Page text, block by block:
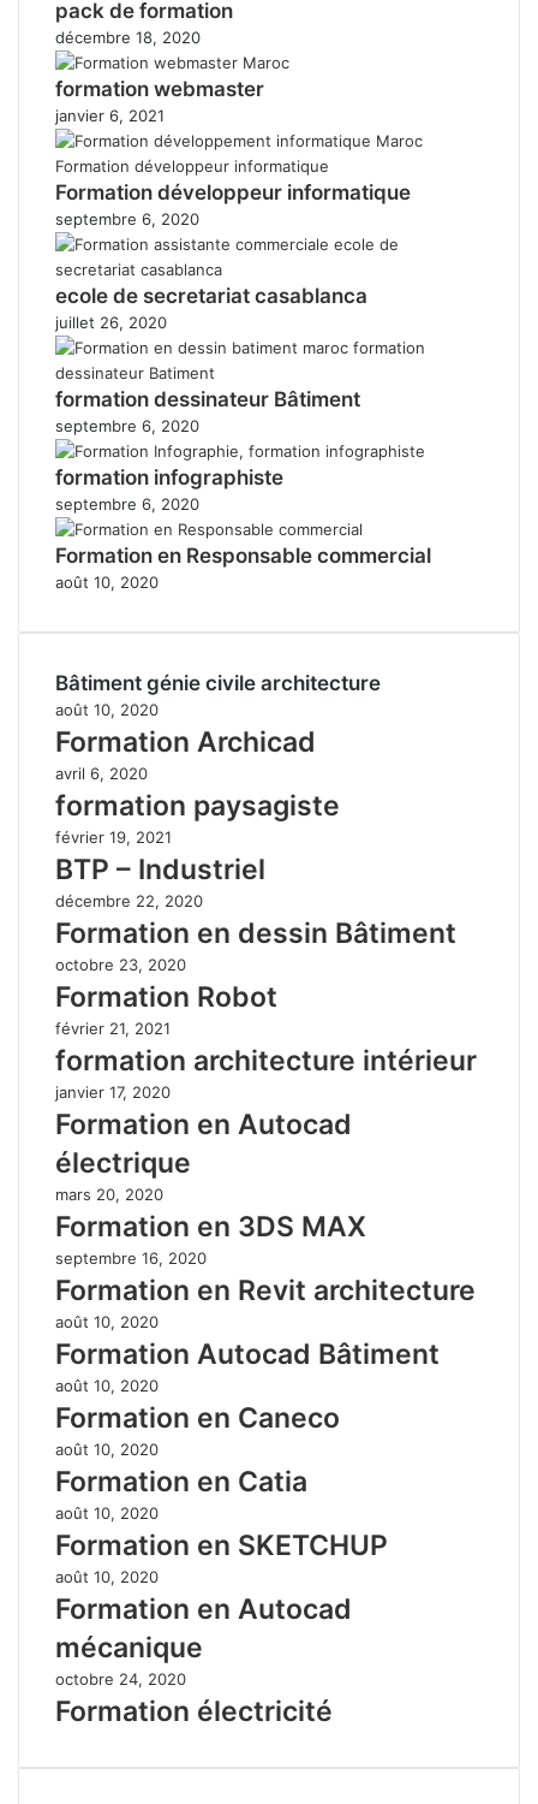
pack de formation
décembre 18, 2020
formation webmaster
janvier 6, 2021
Formation développeur informatique
septembre 6, 2020
ecole de secretariat casablanca
juillet 26, 2020
formation dessinateur Bâtiment
septembre 6, 2020
formation infographiste
septembre 6, 2020
Formation en Responsable commercial
août 10, 2020
Bâtiment génie civile architecture
août 10, 2020
Formation Archicad
avril 6, 2020
formation paysagiste
février 19, 2021
BTP – Industriel
décembre 22, 2020
Formation en dessin Bâtiment
octobre 23, 2020
Formation Robot
février 21, 2021
formation architecture intérieur
janvier 17, 2020
Formation en Autocad
électrique
mars 20, 2020
Formation en 3DS MAX
septembre 16, 2020
Formation en Revit architecture
août 10, 2020
Formation Autocad Bâtiment
août 10, 2020
Formation en Caneco
août 10, 2020
Formation en Catia
août 10, 2020
Formation en SKETCHUP
août 10, 2020
Formation en Autocad
mécanique
octobre 24, 2020
Formation électricité